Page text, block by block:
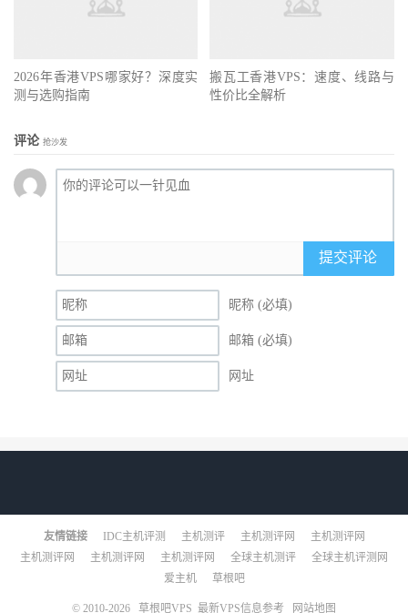
2026年香港VPS哪家好？深度实
测与选购指南
搬瓦工香港VPS：速度、线路与
性价比全解析
评论 抢沙发
提交评论
昵称 (必填)
邮箱 (必填)
网址
友情链接 IDC主机评测 主机测评 主机测评网
主机测评网
主机测评网
主机测评网 主机测评网 全球主机测评
全球主机评测网
爱主机
草根吧
© 2010-2026 草根吧VPS_最新VPS信息参考 网站地图